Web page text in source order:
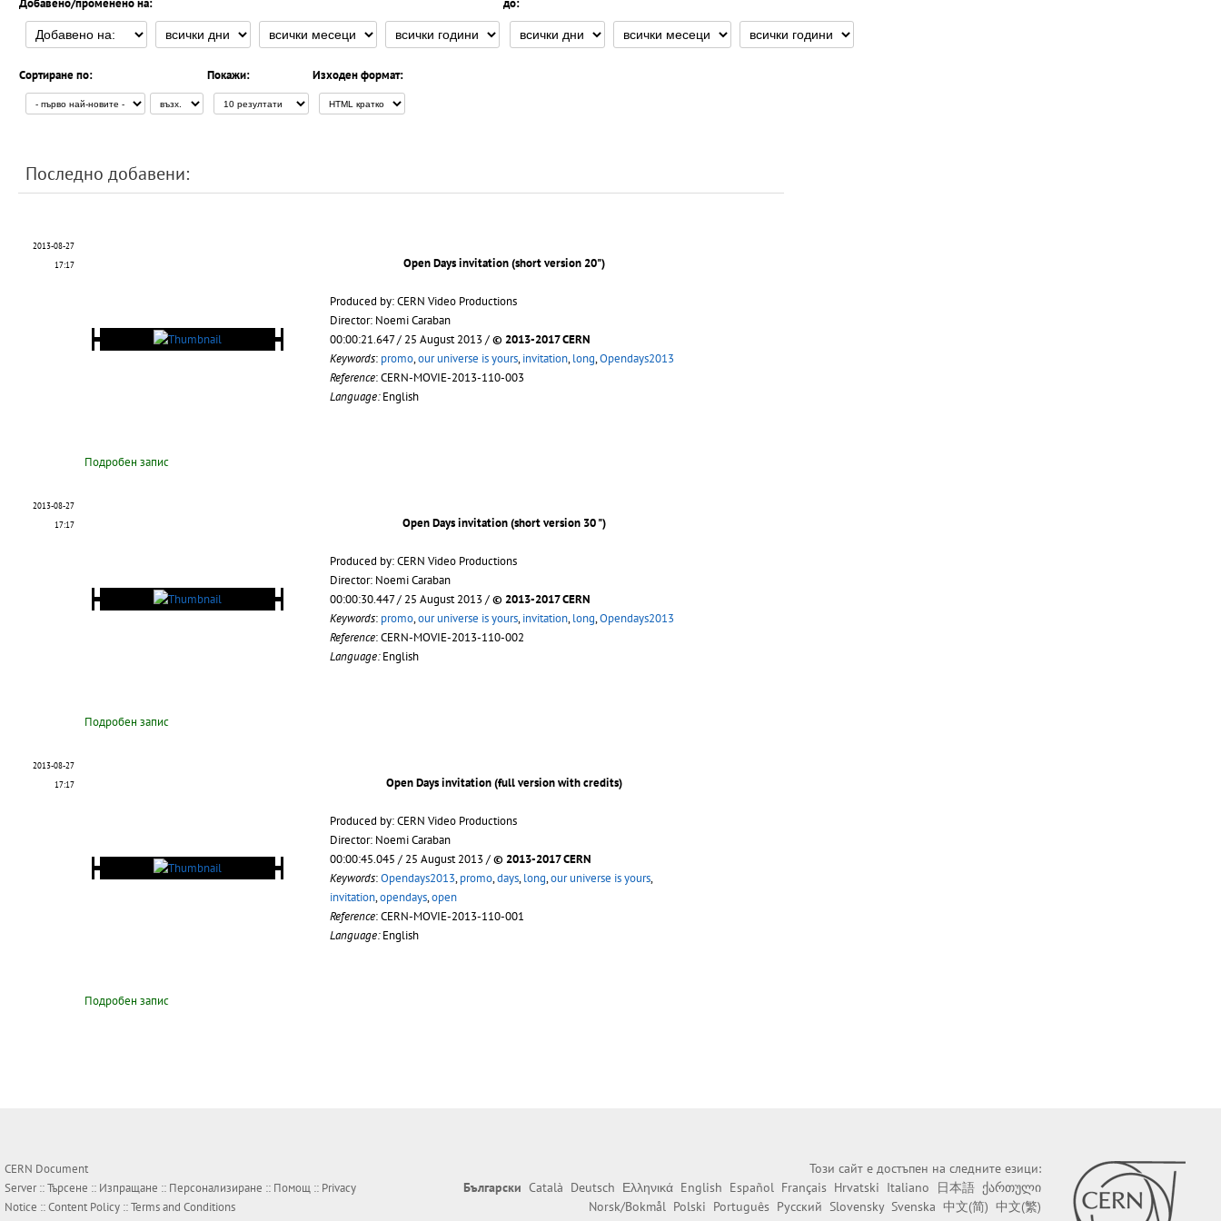
Добавено/променено на: до:
Сортиране по: Покажи: Изходен формат:
Последно добавени:
2013-08-27
17:17
Open Days invitation (short version 20")
Produced by: CERN Video Productions
Director: Noemi Caraban
00:00:21.647 / 25 August 2013 /© 2013-2017 CERN
Keywords: promo,our universe is yours,invitation,long,Opendays2013
Reference: CERN-MOVIE-2013-110-003
Language:English
Подробен запис
2013-08-27
17:17
Open Days invitation (short version 30 ")
Produced by: CERN Video Productions
Director: Noemi Caraban
00:00:30.447 / 25 August 2013 /© 2013-2017 CERN
Keywords: promo,our universe is yours,invitation,long,Opendays2013
Reference: CERN-MOVIE-2013-110-002
Language:English
Подробен запис
2013-08-27
17:17
Open Days invitation (full version with credits)
Produced by: CERN Video Productions
Director: Noemi Caraban
00:00:45.045 / 25 August 2013 /© 2013-2017 CERN
Keywords:Opendays2013,promo,days,long,our universe is yours,
invitation,opendays,open
Reference: CERN-MOVIE-2013-110-001
Language:English
Подробен запис
CERN Document
Server ::Търсене :: Изпращане :: Персонализиране :: Помощ :: Privacy
Notice ::Content Policy ::Terms and Conditions
Този сайт е достъпен на следните езици:
Български Català Deutsch Ελληνικά English Español Français Hrvatski Italiano 日本語 ქართული
Norsk/Bokmål Polski Português Русский Slovensky Svenska 中文(简) 中文(繁)